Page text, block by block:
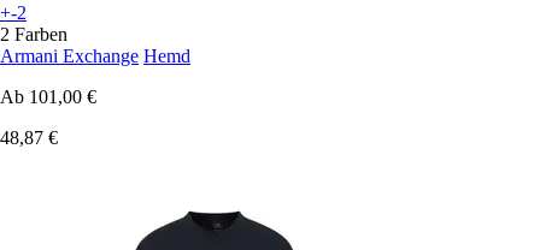
+-2
2 Farben
Armani Exchange Hemd
Ab 101,00 €
48,87 €